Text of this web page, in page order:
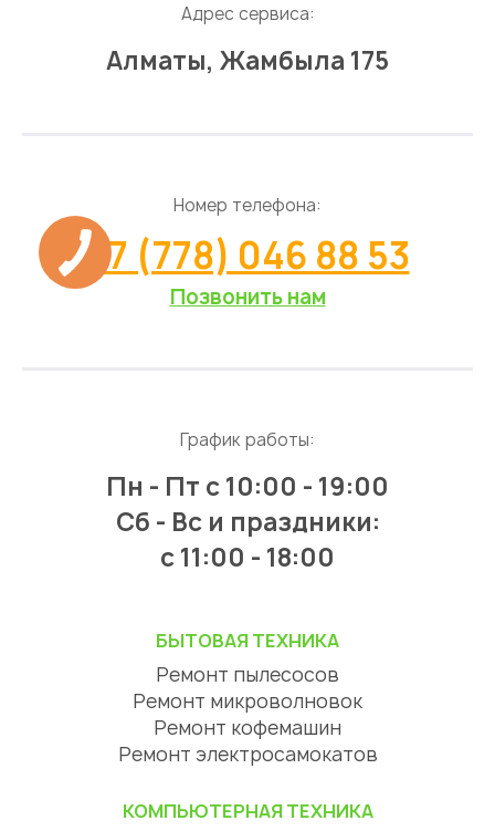
Адрес сервиса:
Алматы, Жамбыла 175
Номер телефона:
+7 (778) 046 88 53
Позвонить нам
График работы:
Пн - Пт с 10:00 - 19:00
Сб - Вс и праздники:
c 11:00 - 18:00
БЫТОВАЯ ТЕХНИКА
Ремонт пылесосов
Ремонт микроволновок
Ремонт кофемашин
Ремонт электросамокатов
КОМПЬЮТЕРНАЯ ТЕХНИКА